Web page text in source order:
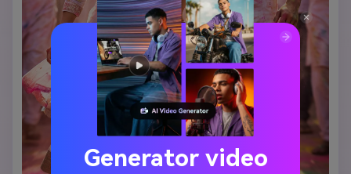
Generator video